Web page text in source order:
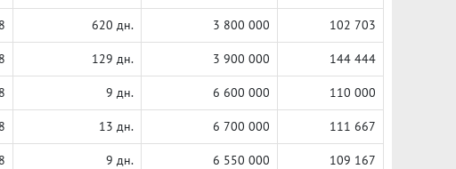
620 дн. 3 800 000 102 703
129 дн. 3 900 000 144 444
9 дн. 6 600 000 110 000
13 дн. 6 700 000 111 667
9 дн. 6 550 000 109 167